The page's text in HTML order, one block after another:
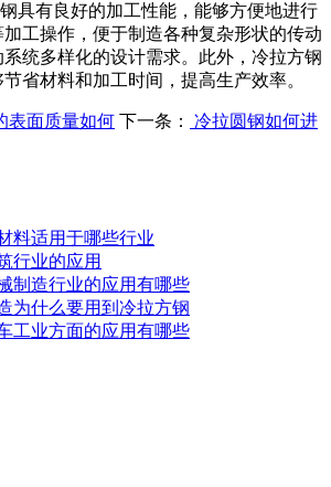
钢具有良好的加工性能，能够方便地进行
工操作，便于制造各种复杂形状的传动
统多样化的设计需求。此外，冷拉方钢
省材料和加工时间，提高生产效率。
表面质量如何 下一条：
冷拉圆钢如何进
料适用于哪些行业
行业的应用
制造行业的应用有哪些
为什么要用到冷拉方钢
工业方面的应用有哪些